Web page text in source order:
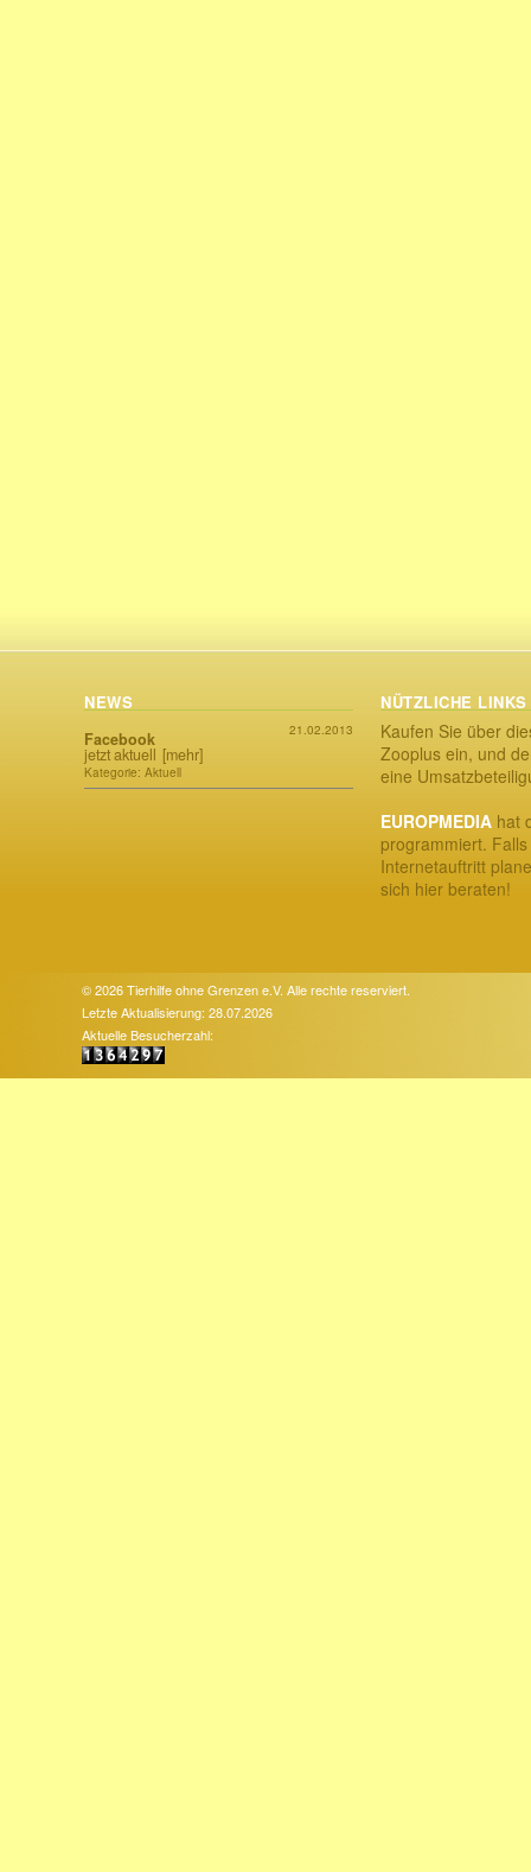
NEWS
21.02.2013
Facebook
jetzt aktuell [mehr]
Kategorie: Aktuell
NÜTZLICHE LINKS
Kaufen Sie über
Zooplus ein, und
eine
EUROPMEDIA hat
programmiert.
Internetauftritt
sich hier beraten!
© 2026 Tierhilfe ohne Grenzen e.V. Alle rechte reserviert.
Letzte Aktualisierung: 28.07.2026
Aktuelle Besucherzahl: